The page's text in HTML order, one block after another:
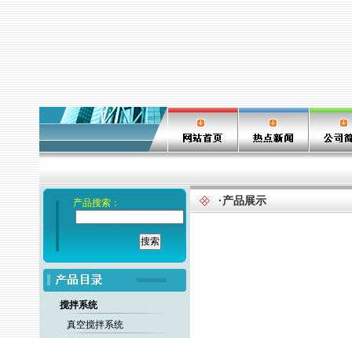
产品搜索：
搅拌系统
真空搅拌系统
·产品展示